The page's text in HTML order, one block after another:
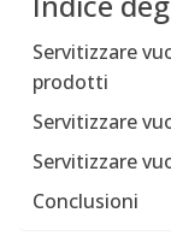
Servitizzare
prodotti
Servitizzare
Servitizzare
Conclusioni